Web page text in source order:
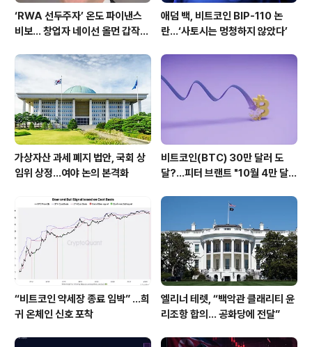
‘RWA 선두주자’ 온도 파이낸스
비보… 창업자 네이선 올먼 갑작스
애덤 백, 비트코인 BIP-110 논
란…‘사토시는 멍청하지 않았다’
가상자산 과세 폐지 법안, 국회 상
임위 상정…여야 논의 본격화
비트코인(BTC) 30만 달러 도
달?...피터 브랜트 "10월 4만 달러
“비트코인 약세장 종료 임박” …희
귀 온체인 신호 포착
엘리너 테렛, “백악관 클래리티 윤
리조항 합의… 공화당에 전달”